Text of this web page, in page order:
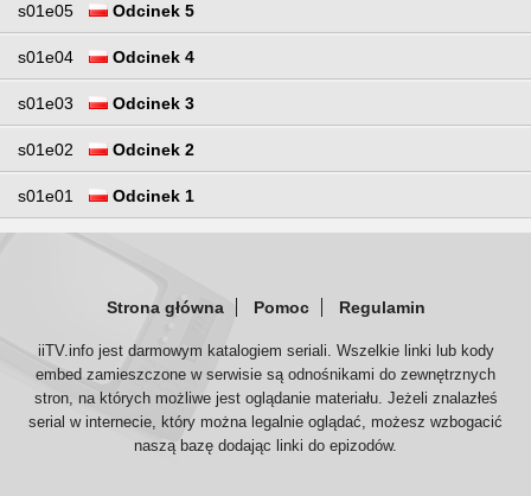
s01e05 Odcinek 5
s01e04 Odcinek 4
s01e03 Odcinek 3
s01e02 Odcinek 2
s01e01 Odcinek 1
Strona główna Pomoc Regulamin
iiTV.info jest darmowym katalogiem seriali. Wszelkie linki lub kody
embed zamieszczone w serwisie są odnośnikami do zewnętrznych
stron, na których możliwe jest oglądanie materiału. Jeżeli znalazłeś
serial w internecie, który można legalnie oglądać, możesz wzbogacić
naszą bazę dodając linki do epizodów.